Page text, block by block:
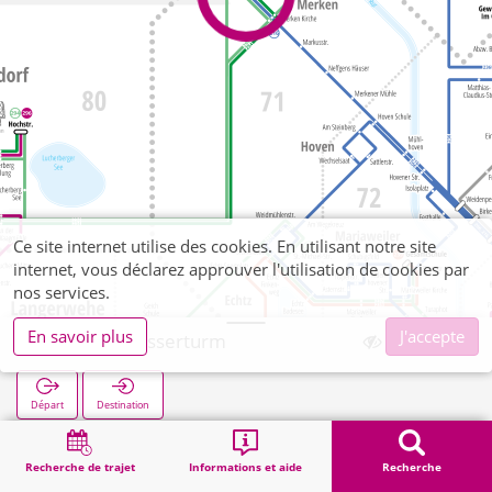
Recherche de trajet Informations et aide Recherche
Merken Wasserturm
Départ Destination
Démarrage Recherche Merken Wasserturm
Ce site internet utilise des cookies. En utilisant notre site
internet, vous déclarez approuver l'utilisation de cookies par
nos services.
En savoir plus
J'accepte